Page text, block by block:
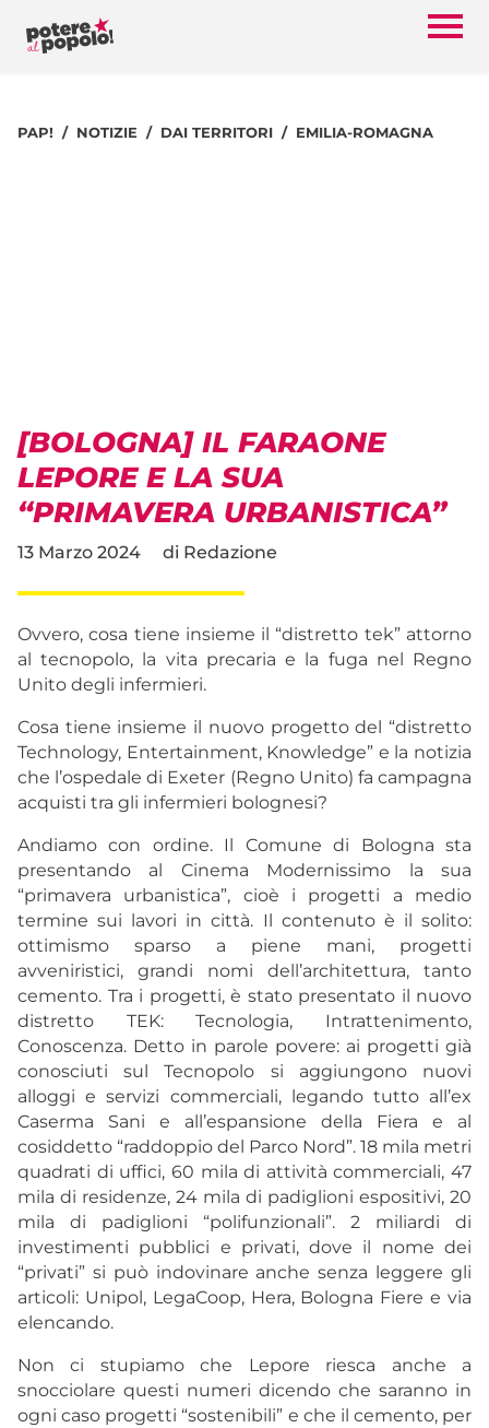
PAP! NOTIZIE DAI TERRITORI EMILIA-ROMAGNA
[BOLOGNA] IL FARAONE
LEPORE E LA SUA
“PRIMAVERA URBANISTICA”
13 Marzo 2024 di Redazione
Ovvero, cosa tiene insieme il “distretto tek” attorno
al tecnopolo, la vita precaria e la fuga nel Regno
Unito degli infermieri.
Cosa tiene insieme il nuovo progetto del “distretto
Technology, Entertainment, Knowledge” e la notizia
che l’ospedale di Exeter (Regno Unito) fa campagna
acquisti tra gli infermieri bolognesi?
Andiamo con ordine. Il Comune di Bologna sta
presentando al Cinema Modernissimo la sua
“primavera urbanistica”, cioè i progetti a medio
termine sui lavori in città. Il contenuto è il solito:
ottimismo sparso a piene mani, progetti
avveniristici, grandi nomi dell’architettura, tanto
cemento. Tra i progetti, è stato presentato il nuovo
distretto TEK: Tecnologia, Intrattenimento,
Conoscenza. Detto in parole povere: ai progetti già
conosciuti sul Tecnopolo si aggiungono nuovi
alloggi e servizi commerciali, legando tutto all’ex
Caserma Sani e all’espansione della Fiera e al
cosiddetto “raddoppio del Parco Nord”. 18 mila metri
quadrati di uffici, 60 mila di attività commerciali, 47
mila di residenze, 24 mila di padiglioni espositivi, 20
mila di padiglioni “polifunzionali”. 2 miliardi di
investimenti pubblici e privati, dove il nome dei
“privati” si può indovinare anche senza leggere gli
articoli: Unipol, LegaCoop, Hera, Bologna Fiere e via
elencando.
Non ci stupiamo che Lepore riesca anche a
snocciolare questi numeri dicendo che saranno in
ogni caso progetti “sostenibili” e che il cemento, per